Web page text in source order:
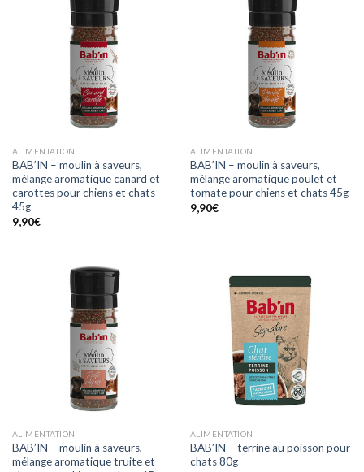
ALIMENTATION
BAB’IN – moulin à saveurs,
mélange aromatique canard et
carottes pour chiens et chats
45g
9,90€
ALIMENTATION
BAB’IN – moulin à saveurs,
mélange aromatique poulet et
tomate pour chiens et chats 45g
9,90€
ALIMENTATION
BAB’IN – moulin à saveurs,
mélange aromatique truite et
ALIMENTATION
BAB’IN – terrine au poisson pour
chats 80g